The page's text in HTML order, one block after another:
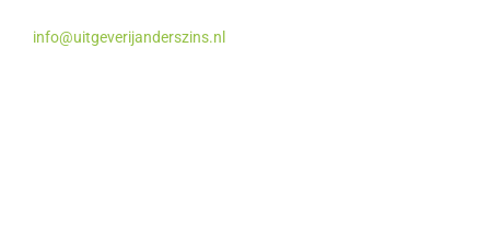
info@uitgeverijanderszins.nl